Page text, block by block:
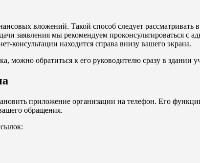
вложений. Такой способ следует
заявления мы рекомендуем проконсультироваться с
консультации находится справа внизу вашего экрана.
можно обратиться к его руководителю сразу в здании
приложение организации на телефон. Его
обращения.